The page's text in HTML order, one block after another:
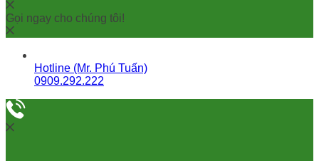
Gọi ngay cho chúng tôi!
Hotline (Mr. Phú Tuấn)
0909.292.222